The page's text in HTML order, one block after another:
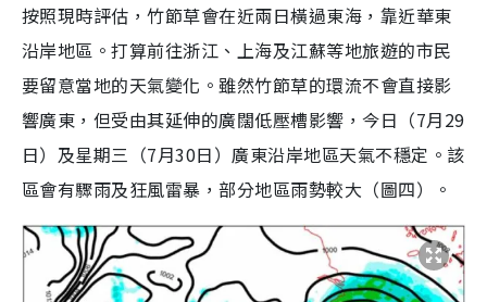
按照現時評估，竹節草會在近兩日橫過東海，靠近華東
沿岸地區。打算前往浙江、上海及江蘇等地旅遊的市民
要留意當地的天氣變化。雖然竹節草的環流不會直接影
響廣東，但受由其延伸的廣闊低壓槽影響，今日（7月29
日）及星期三（7月30日）廣東沿岸地區天氣不穩定。該
區會有驟雨及狂風雷暴，部分地區雨勢較大（圖四）。